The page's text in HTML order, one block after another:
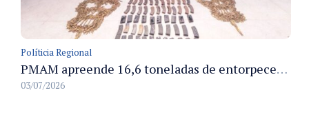
Políticia Regional
PMAM apreende 16,6 toneladas de entorpecentes e registra aumento nas prisões em flagrante e nas capturas de foragidos no primeiro semestre de 2026
03/07/2026